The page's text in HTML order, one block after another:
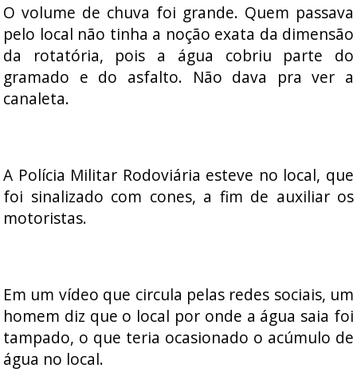
O volume de chuva foi grande. Quem passava
pelo local não tinha a noção exata da dimensão
da rotatória, pois a água cobriu parte do
gramado e do asfalto. Não dava pra ver a
canaleta.
A Polícia Militar Rodoviária esteve no local, que
foi sinalizado com cones, a fim de auxiliar os
motoristas.
Em um vídeo que circula pelas redes sociais, um
homem diz que o local por onde a água saia foi
tampado, o que teria ocasionado o acúmulo de
água no local.